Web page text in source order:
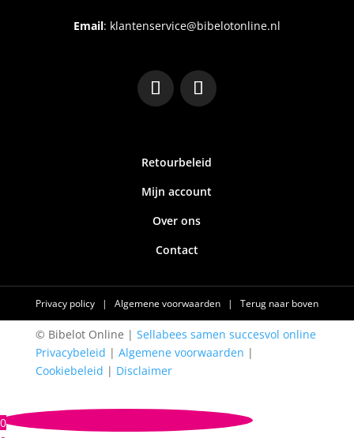
Email: klantenservice@bibelotonline.nl
Retourbeleid
Mijn account
Over ons
Contact
Privacy policy | Algemene voorwaarden | Terug naar boven
© Bibelot Online | Sellabees samen succesvol online
Privacybeleid | Algemene voorwaarden |
Cookiebeleid | Disclaimer
0